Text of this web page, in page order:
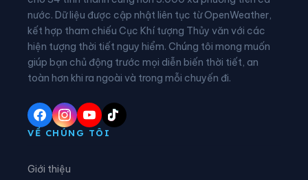
Xã Đại Đồng Xã Diên Hà
Xã Đoàn Đào Xã Đồng Bằng
Xã Đồng Châu Xã Đông Quan
Xã Đông Thái Ninh
Xã Đông Tiền Hải
nước. Dữ liệu được cập nhật liên tục từ OpenWeather,
kết hợp tham chiếu Cục Khí tượng Thủy văn với các
hiện tượng thời tiết nguy hiểm. Chúng tôi mong muốn
giúp bạn chủ động trước mọi diễn biến thời tiết, an
toàn hơn khi ra ngoài và trong mỗi chuyến đi.
VỀ CHÚNG TÔI
Giới thiệu